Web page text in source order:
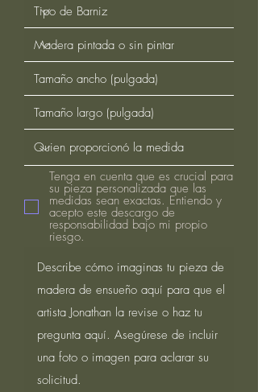
Tenga en cuenta que es crucial para
su pieza personalizada que las
medidas sean exactas. Entiendo y
acepto este descargo de
responsabilidad bajo mi propio
riesgo.